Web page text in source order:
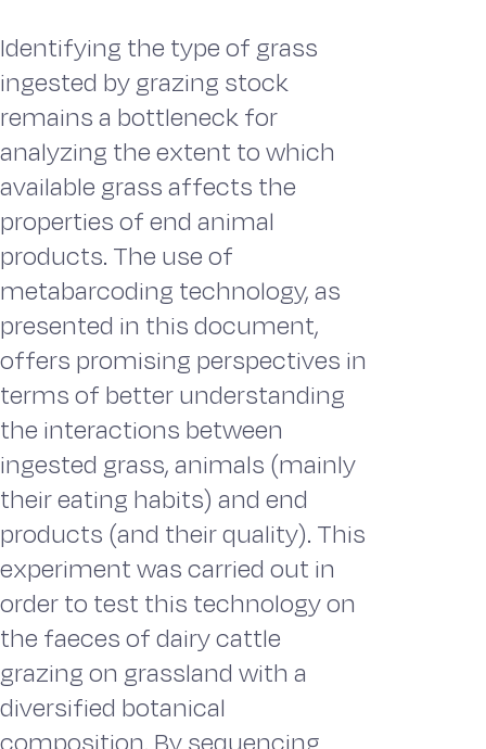
Identifying the type of grass
ingested by grazing stock
remains a bottleneck for
analyzing the extent to which
available grass affects the
properties of end animal
products. The use of
metabarcoding technology, as
presented in this document,
offers promising perspectives in
terms of better understanding
the interactions between
ingested grass, animals (mainly
their eating habits) and end
products (and their quality). This
experiment was carried out in
order to test this technology on
the faeces of dairy cattle
grazing on grassland with a
diversified botanical